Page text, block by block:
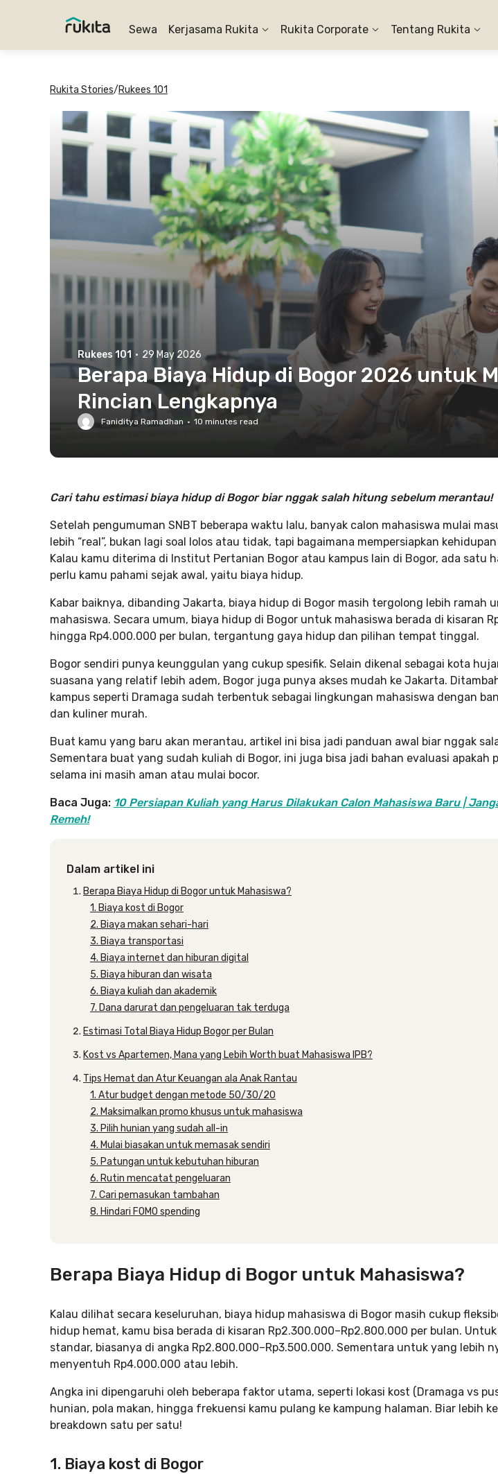
Sewa Kerjasama Rukita Rukita Corporate Tentang Rukita
Rukita Stories/Rukees 101
Rukees 101 · 29 May 2026
Berapa Biaya Hidup di Bogor 2026 untuk
Rincian Lengkapnya
Faniditya Ramadhan · 10 minutes read
Cari tahu estimasi biaya hidup di Bogor biar nggak salah hitung sebelum merantau!
Setelah pengumuman SNBT beberapa waktu lalu, banyak calon mahasiswa mulai
lebih “real”, bukan lagi soal lolos atau tidak, tapi bagaimana mempersiapkan
Kalau kamu diterima di Institut Pertanian Bogor atau kampus lain di Bogor, ada satu
perlu kamu pahami sejak awal, yaitu biaya hidup.
Kabar baiknya, dibanding Jakarta, biaya hidup di Bogor masih tergolong lebih ramah
mahasiswa. Secara umum, biaya hidup di Bogor untuk mahasiswa berada di kisaran
hingga Rp4.000.000 per bulan, tergantung gaya hidup dan pilihan tempat tinggal.
Bogor sendiri punya keunggulan yang cukup spesifik. Selain dikenal sebagai kota
suasana yang relatif lebih adem, Bogor juga punya akses mudah ke Jakarta.
kampus seperti Dramaga sudah terbentuk sebagai lingkungan mahasiswa dengan
dan kuliner murah.
Buat kamu yang baru akan merantau, artikel ini bisa jadi panduan awal biar nggak
Sementara buat yang sudah kuliah di Bogor, ini juga bisa jadi bahan evaluasi apakah
selama ini masih aman atau mulai bocor.
Baca Juga: 10 Persiapan Kuliah yang Harus Dilakukan Calon Mahasiswa Baru |
Remeh!
Dalam artikel ini
Berapa Biaya Hidup di Bogor untuk Mahasiswa?
1. Biaya kost di Bogor
2. Biaya makan sehari-hari
3. Biaya transportasi
4. Biaya internet dan hiburan digital
5. Biaya hiburan dan wisata
6. Biaya kuliah dan akademik
7. Dana darurat dan pengeluaran tak terduga
Estimasi Total Biaya Hidup Bogor per Bulan
Kost vs Apartemen, Mana yang Lebih Worth buat Mahasiswa IPB?
Tips Hemat dan Atur Keuangan ala Anak Rantau
1. Atur budget dengan metode 50/30/20
2. Maksimalkan promo khusus untuk mahasiswa
3. Pilih hunian yang sudah all-in
4. Mulai biasakan untuk memasak sendiri
5. Patungan untuk kebutuhan hiburan
6. Rutin mencatat pengeluaran
7. Cari pemasukan tambahan
8. Hindari FOMO spending
Berapa Biaya Hidup di Bogor untuk Mahasiswa?
Kalau dilihat secara keseluruhan, biaya hidup mahasiswa di Bogor masih cukup
hidup hemat, kamu bisa berada di kisaran Rp2.300.000–Rp2.800.000 per bulan.
standar, biasanya di angka Rp2.800.000–Rp3.500.000. Sementara untuk yang lebih
menyentuh Rp4.000.000 atau lebih.
Angka ini dipengaruhi oleh beberapa faktor utama, seperti lokasi kost (Dramaga vs
hunian, pola makan, hingga frekuensi kamu pulang ke kampung halaman. Biar lebih
breakdown satu per satu!
1. Biaya kost di Bogor